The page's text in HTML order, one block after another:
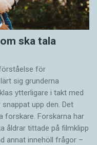
ska tala
för
sig grunderna
ytterligare i takt med
upp den. Det
forskare. Forskarna har
åldrar tittade på filmklipp
annat innehöll frågor –